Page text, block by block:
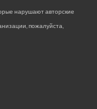
нарушают авторские
пожалуйста,